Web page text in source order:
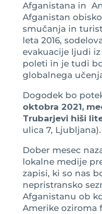
Afganistana in
Afganistan
smučanja in
leta 2016,
evakuacije ljudi
poleti in je tudi
globalnega
Dogodek bo
oktobra 2021,
Trubarjevi hiši
ulica 7, Ljubljana).
Dober mesec
lokalne medije
zapisi, ki so nas
nepristransko
Afganistanu ob
Amerike